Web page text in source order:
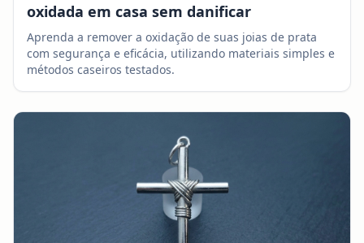
oxidada em casa sem danificar
Aprenda a remover a oxidação de suas joias de prata
com segurança e eficácia, utilizando materiais simples e
métodos caseiros testados.